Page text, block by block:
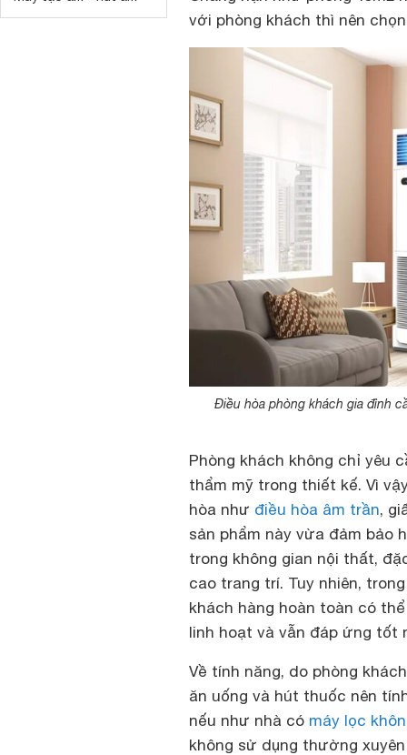
với phòng khách thì nên
Điều hòa phòng khách gia đình
Phòng khách không chỉ yêu
thẩm mỹ trong thiết kế. Vì
hòa như điều hòa âm trần,
sản phẩm này vừa đảm bảo
trong không gian nội thất,
cao trang trí. Tuy nhiên,
khách hàng hoàn toàn có
linh hoạt và vẫn đáp ứng tốt
Về tính năng, do phòng
ăn uống và hút thuốc nên
nếu như nhà có máy lọc
không sử dụng thường